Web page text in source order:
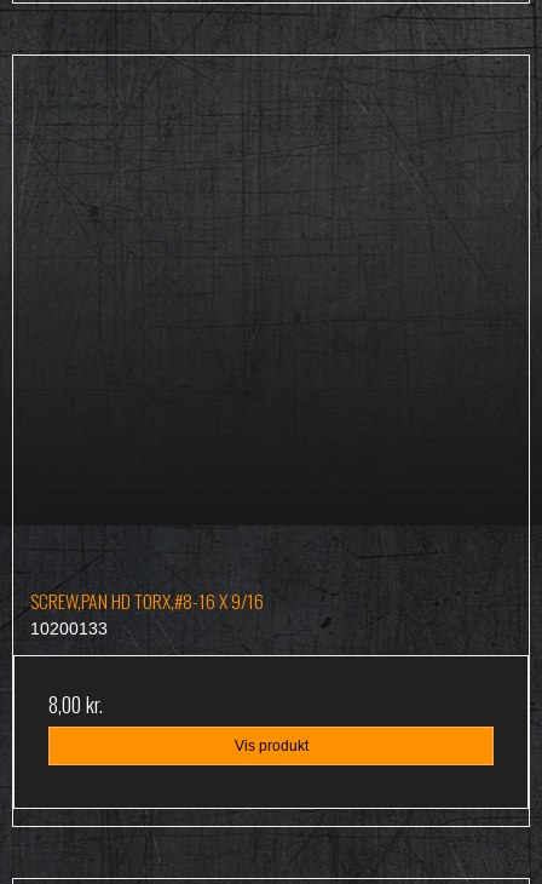
SCREW,PAN HD TORX,#8-16 X 9/16
10200133
8,00 kr.
Vis produkt